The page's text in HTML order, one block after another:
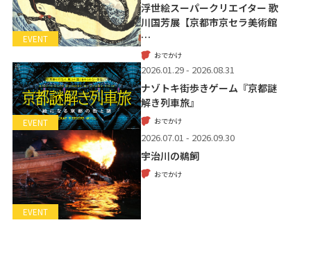
EVENT
浮世絵スーパークリエイター 歌
川国芳展【京都市京セラ美術館
…
おでかけ
EVENT
2026.01.29 - 2026.08.31
ナゾトキ街歩きゲーム『京都謎
解き列車旅』
おでかけ
EVENT
2026.07.01 - 2026.09.30
宇治川の鵜飼
おでかけ